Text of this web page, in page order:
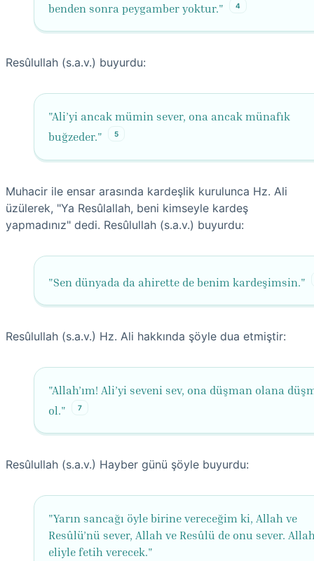
benden sonra peygamber yoktur."
4
Resûlullah (s.a.v.) buyurdu:
"Ali’yi ancak mümin sever, ona ancak münafık
buğzeder."
5
Muhacir ile ensar arasında kardeşlik kurulunca Hz. Ali
üzülerek, "Ya Resûlallah, beni kimseyle kardeş
yapmadınız" dedi. Resûlullah (s.a.v.) buyurdu:
"Sen dünyada da ahirette de benim kardeşimsin."
Resûlullah (s.a.v.) Hz. Ali hakkında şöyle dua etmiştir:
"Allah’ım! Ali’yi seveni sev, ona düşman olana
ol."
7
Resûlullah (s.a.v.) Hayber günü şöyle buyurdu:
"Yarın sancağı öyle birine vereceğim ki, Allah ve
Resûlü’nü sever, Allah ve Resûlü de onu sever.
eliyle fetih verecek."